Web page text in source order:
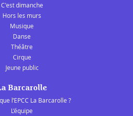
C'est dimanche
Hors les murs
Musique
Danse
Théâtre
Cirque
Jeune public
Barcarolle
l’EPCC La Barcarolle ?
L’équipe